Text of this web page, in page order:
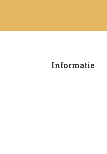
Informatie